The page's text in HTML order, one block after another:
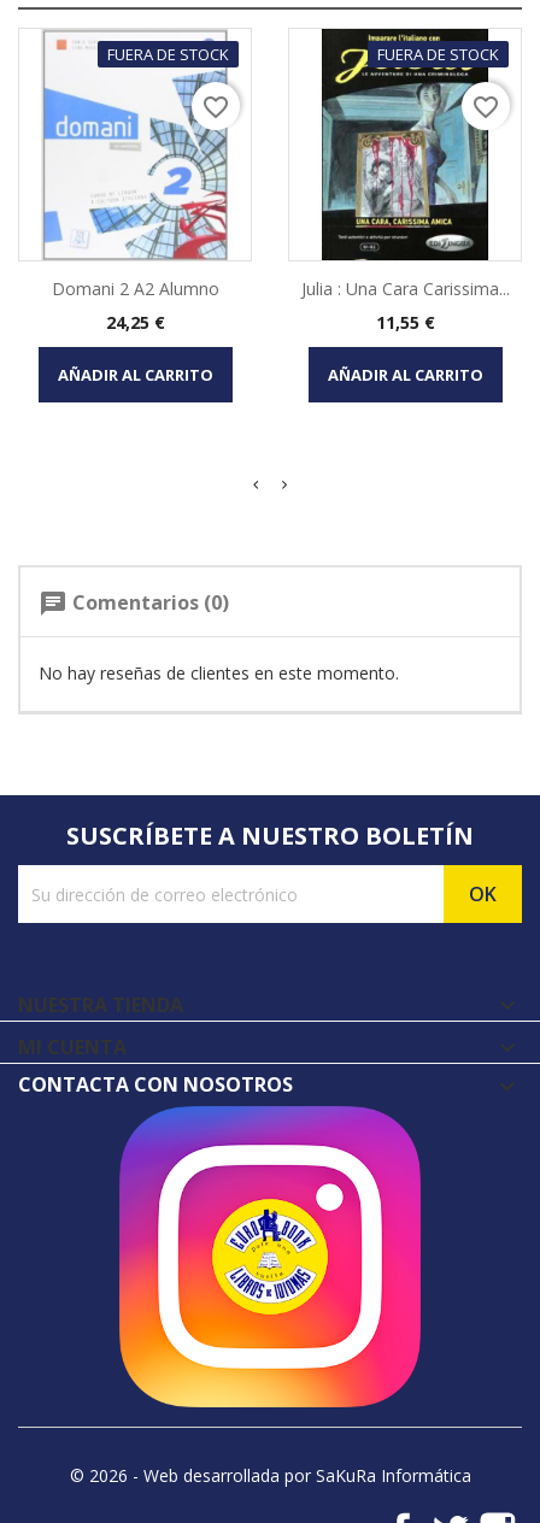
FUERA DE STOCK
Domani 2 A2 Alumno
Precio
24,25 €
AÑADIR AL CARRITO
favorite_border
FUERA DE STOCK
Julia : Una Cara Carissima...
Precio
11,55 €
AÑADIR AL CARRITO
favorite_border
chat Comentarios (0)
No hay reseñas de clientes en este momento.
SUSCRÍBETE A NUESTRO BOLETÍN
NUESTRA TIENDA 
MI CUENTA 
CONTACTA CON NOSOTROS
© 2026 - Web desarrollada por SaKuRa Informática